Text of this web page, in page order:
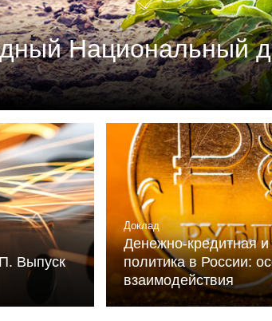
Национальный
союзом промышленников
и экономика России» (при ИНП РАН)
Фонда Мельниченко.
Выпуск
Доклад
Денежно-кредитная
политика в России:
взаимодействия